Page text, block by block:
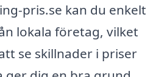
pris.se kan du enkelt
lokala företag, vilket
se skillnader i priser